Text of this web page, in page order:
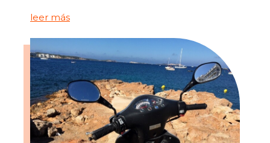
leer más